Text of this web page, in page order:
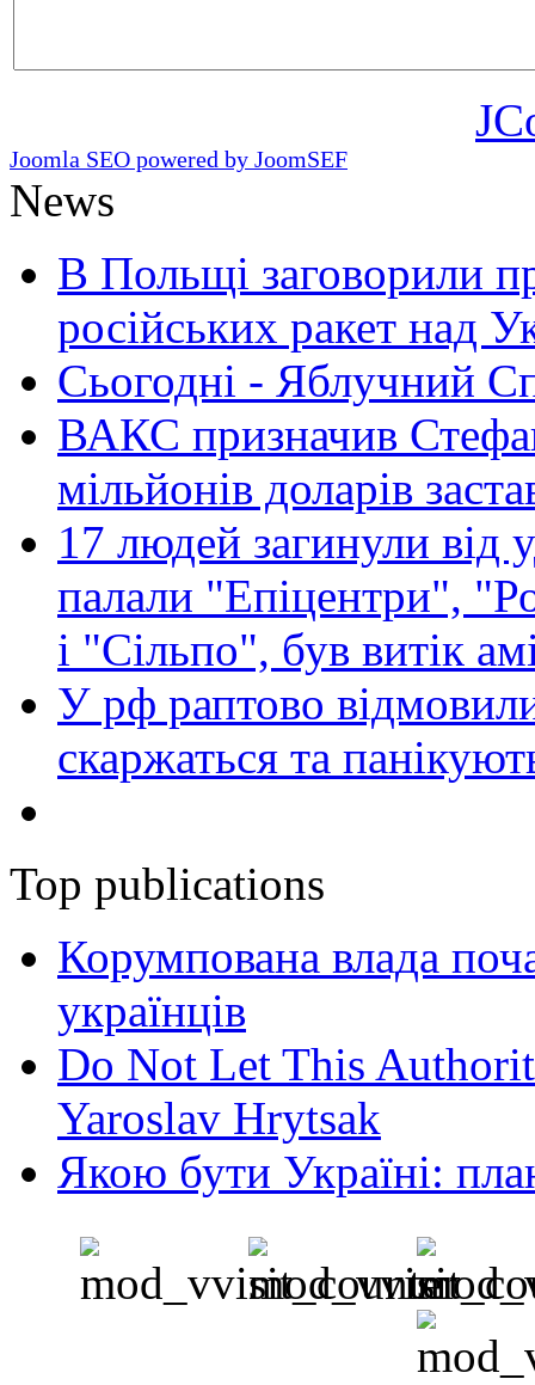
Joomla SEO powered by JoomSEF
News
В Польщі заговорили
російських ракет над
Сьогодні - Яблучний
ВАКС призначив
мільйонів доларів
17 людей загинули від
палали "Епіцентри",
і "Сільпо", був витік
У рф раптово
скаржаться та
Top publications
Корумпована влада
українців
Do Not Let This
Yaroslav Hrytsak
Якою бути Україні: